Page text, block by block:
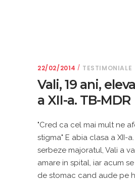
22/02/2014 TESTIMONIALE
Vali, 19 ani,
a XII-a. TB-MDR
"Cred ca cel mai mult ne
stigma" E abia clasa a XII-
serbeze majoratul, Vali a
amare in spital, iar acum
de stomac cand aude pe